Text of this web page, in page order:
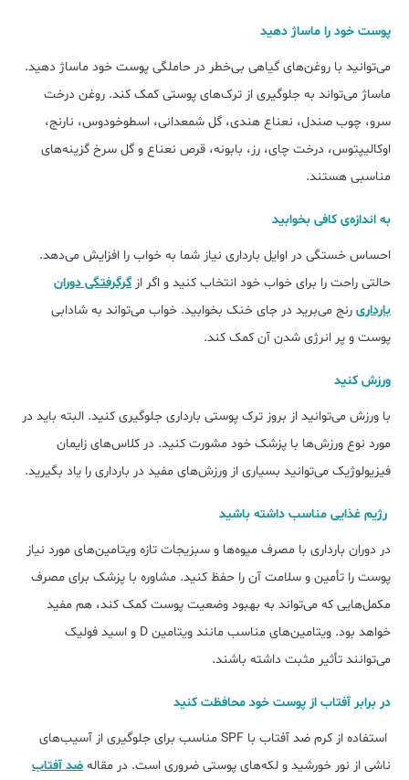
پوست خود را ماساژ دهید
می‌توانید با روغن‌های گیاهی بی‌خطر در حاملگی پوست خود ماساژ دهید.
ماساژ می‌تواند به جلوگیری از ترک‌های پوستی کمک کند. روغن درخت
سرو، چوب صندل، نعناع هندی، گل شمعدانی، اسطوخودوس، نارنج،
اوکالیپتوس، درخت چای، رز، بابونه، قرص نعناع و گل سرخ گزینه‌های
مناسبی هستند.
به اندازه‌ی کافی بخوابید
احساس خستگی در اوایل بارداری نیاز شما به خواب را افزایش می‌دهد.
حالتی راحت را برای خواب خود انتخاب کنید و اگر از گرگرفتگی دوران
بارداری رنج می‌برید در جای خنک بخوابید. خواب می‌تواند به شادابی
پوست و پر انرژی شدن آن کمک کند.
ورزش کنید
با ورزش می‌توانید از بروز ترک پوستی بارداری جلوگیری کنید. البته باید در
مورد نوع ورزش‌ها با پزشک خود مشورت کنید. در کلاس‌های زایمان
فیزیولوژیک می‌توانید بسیاری از ورزش‌های مفید در بارداری را یاد بگیرید.
رژیم غذایی مناسب داشته باشید
در دوران بارداری با مصرف میوه‌ها و سبزیجات تازه ویتامین‌های مورد نیاز
پوست را تأمین و سلامت آن را حفظ کنید. مشاوره با پزشک برای مصرف
مکمل‌هایی که می‌تواند به بهبود وضعیت پوست کمک کند، هم مفید
خواهد بود. ویتامین‌های مناسب مانند ویتامین D و اسید فولیک
می‌توانند تأثیر مثبت داشته باشند.
در برابر آفتاب از پوست خود محافظت کنید
استفاده از کرم ضد آفتاب با SPF مناسب برای جلوگیری از آسیب‌های
ناشی از نور خورشید و لکه‌های پوستی ضروری است. در مقاله ضد آفتاب